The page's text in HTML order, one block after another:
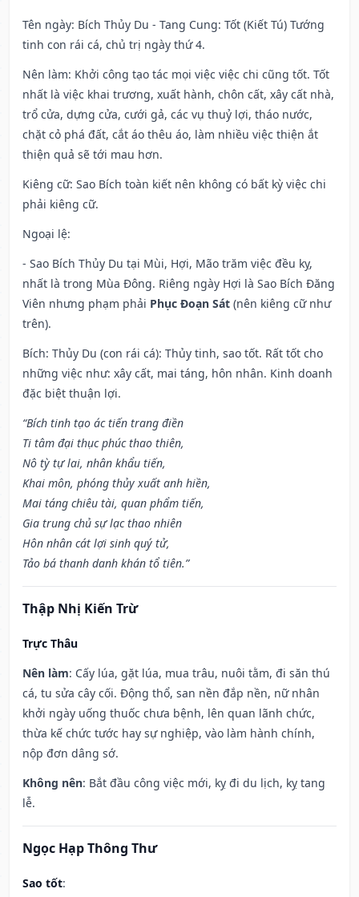
Tên ngày: Bích Thủy Du - Tang Cung: Tốt (Kiết Tú) Tướng
tinh con rái cá, chủ trị ngày thứ 4.
Nên làm: Khởi công tạo tác mọi việc việc chi cũng tốt. Tốt
nhất là việc khai trương, xuất hành, chôn cất, xây cất nhà,
trổ cửa, dựng cửa, cưới gả, các vụ thuỷ lợi, tháo nước,
chặt cỏ phá đất, cắt áo thêu áo, làm nhiều việc thiện ắt
thiện quả sẽ tới mau hơn.
Kiêng cữ: Sao Bích toàn kiết nên không có bất kỳ việc chi
phải kiêng cữ.
Ngoại lệ:
- Sao Bích Thủy Du tại Mùi, Hợi, Mão trăm việc đều kỵ,
nhất là trong Mùa Đông. Riêng ngày Hợi là Sao Bích Đăng
Viên nhưng phạm phải Phục Đoạn Sát (nên kiêng cữ như
trên).
Bích: Thủy Du (con rái cá): Thủy tinh, sao tốt. Rất tốt cho
những việc như: xây cất, mai táng, hôn nhân. Kinh doanh
đặc biệt thuận lợi.
“Bích tinh tạo ác tiến trang điền
Ti tâm đại thục phúc thao thiên,
Nô tỳ tự lai, nhân khẩu tiến,
Khai môn, phóng thủy xuất anh hiền,
Mai táng chiêu tài, quan phẩm tiến,
Gia trung chủ sự lạc thao nhiên
Hôn nhân cát lợi sinh quý tử,
Tảo bá thanh danh khán tổ tiên.”
Thập Nhị Kiến Trừ
Trực Thâu
Nên làm: Cấy lúa, gặt lúa, mua trâu, nuôi tằm, đi săn thú
cá, tu sửa cây cối. Động thổ, san nền đắp nền, nữ nhân
khởi ngày uống thuốc chưa bệnh, lên quan lãnh chức,
thừa kế chức tước hay sự nghiệp, vào làm hành chính,
nộp đơn dâng sớ.
Không nên: Bắt đầu công việc mới, kỵ đi du lịch, kỵ tang
lễ.
Ngọc Hạp Thông Thư
Sao tốt: